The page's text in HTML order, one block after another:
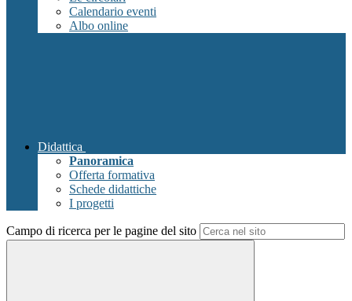
Calendario eventi
Albo online
Didattica
Panoramica
Offerta formativa
Schede didattiche
I progetti
Campo di ricerca per le pagine del sito